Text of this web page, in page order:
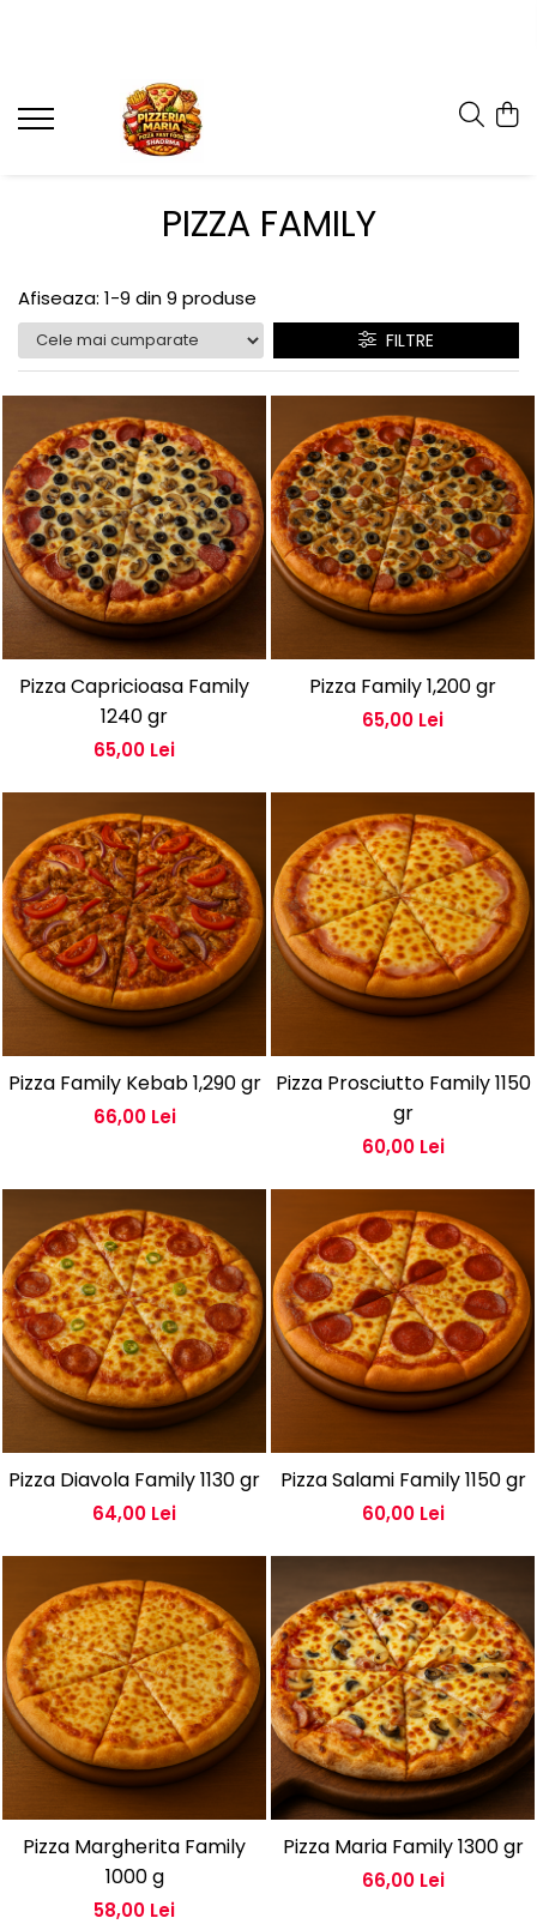
PIZZA FAMILY
Afiseaza: 1-9 din9 produse
FILTRE
Pizza Capricioasa Family
1240 gr
65,00 Lei
Pizza Family 1,200 gr
65,00 Lei
Pizza Family Kebab 1,290 gr
66,00 Lei
Pizza Prosciutto Family 1150
gr
60,00 Lei
Pizza Diavola Family 1130 gr
64,00 Lei
Pizza Salami Family 1150 gr
60,00 Lei
Pizza Margherita Family
1000 g
58,00 Lei
Pizza Maria Family 1300 gr
66,00 Lei